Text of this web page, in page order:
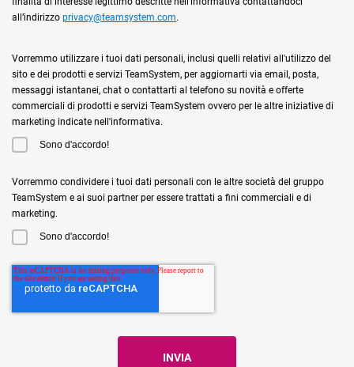
all’indirizzo privacy@teamsystem.com.
Vorremmo utilizzare i tuoi dati personali, inclusi quelli relativi all'utilizzo del
sito e dei prodotti e servizi TeamSystem, per aggiornarti via email, posta,
messaggi istantanei, chat o contattarti al telefono su novità e offerte
commerciali di prodotti e servizi TeamSystem ovvero per le altre iniziative di
marketing indicate nell'informativa.
Sono d'accordo!
Vorremmo condividere i tuoi dati personali con le altre società del gruppo
TeamSystem e ai suoi partner per essere trattati a fini commerciali e di
marketing.
Sono d'accordo!